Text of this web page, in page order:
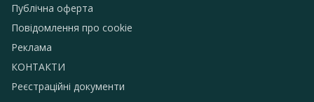
Публічна оферта
Повідомлення про сookie
Реклама
КОНТАКТИ
Реєстраційні документи